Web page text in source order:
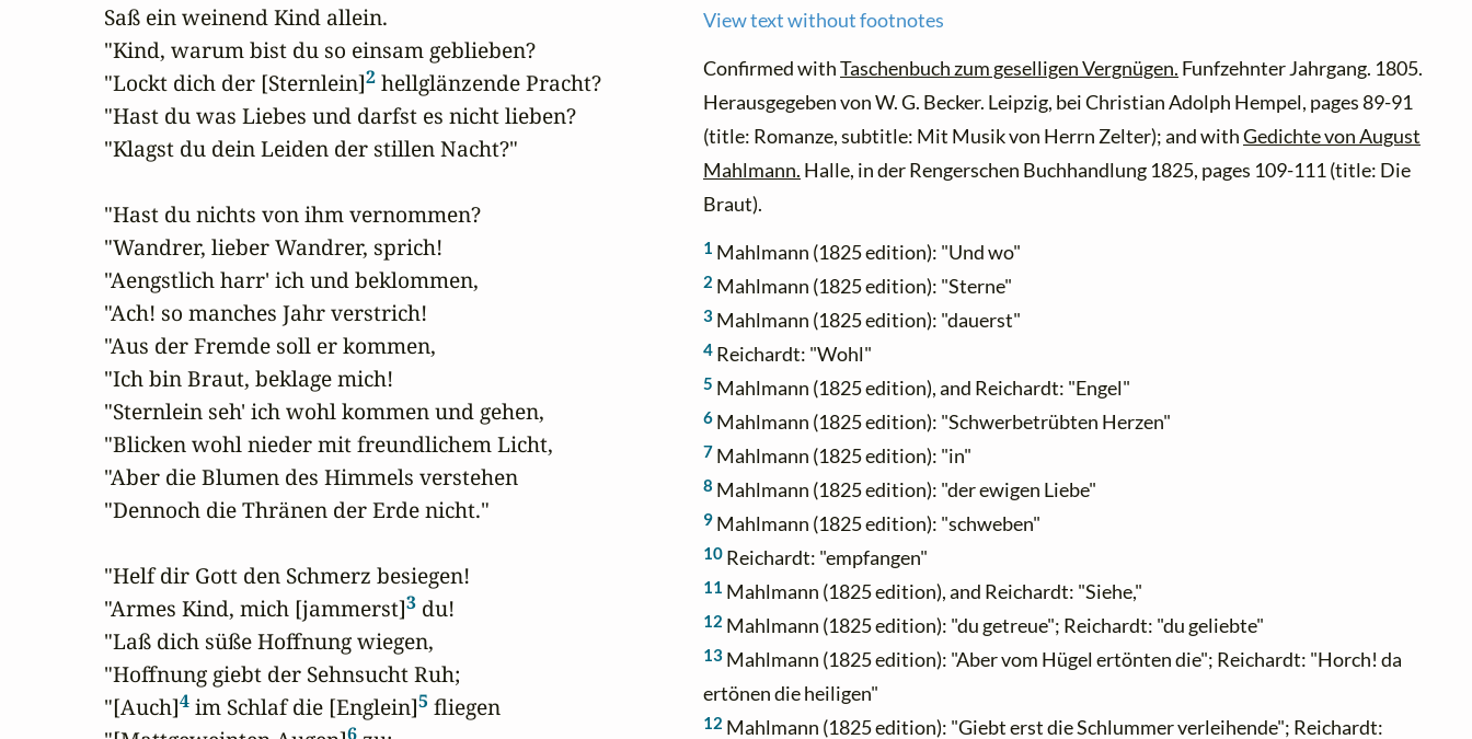
Saß ein weinend Kind allein.
"Kind, warum bist du so einsam geblieben?
"Lockt dich der [Sternlein]2 hellglänzende Pracht?
"Hast du was Liebes und darfst es nicht lieben?
"Klagst du dein Leiden der stillen Nacht?"
"Hast du nichts von ihm vernommen?
"Wandrer, lieber Wandrer, sprich!
"Aengstlich harr' ich und beklommen,
"Ach! so manches Jahr verstrich!
"Aus der Fremde soll er kommen,
"Ich bin Braut, beklage mich!
"Sternlein seh' ich wohl kommen und gehen,
"Blicken wohl nieder mit freundlichem Licht,
"Aber die Blumen des Himmels verstehen
"Dennoch die Thränen der Erde nicht."
"Helf dir Gott den Schmerz besiegen!
"Armes Kind, mich [jammerst]3 du!
"Laß dich süße Hoffnung wiegen,
"Hoffnung giebt der Sehnsucht Ruh;
"[Auch]4 im Schlaf die [Englein]5 fliegen
6
View text without footnotes
Confirmed withTaschenbuch zum geselligen Vergnügen. Funfzehnter Jahrgang. 1805.
Herausgegeben von W. G. Becker. Leipzig, bei Christian Adolph Hempel, pages 89-91
(title: Romanze, subtitle: Mit Musik von Herrn Zelter); and withGedichte von August
Mahlmann. Halle, in der Rengerschen Buchhandlung 1825, pages 109-111 (title: Die
Braut).
1 Mahlmann (1825 edition): "Und wo"
2 Mahlmann (1825 edition): "Sterne"
3 Mahlmann (1825 edition): "dauerst"
4 Reichardt: "Wohl"
5 Mahlmann (1825 edition), and Reichardt: "Engel"
6 Mahlmann (1825 edition): "Schwerbetrübten Herzen"
7 Mahlmann (1825 edition): "in"
8 Mahlmann (1825 edition): "der ewigen Liebe"
9 Mahlmann (1825 edition): "schweben"
10 Reichardt: "empfangen"
11 Mahlmann (1825 edition), and Reichardt: "Siehe,"
12 Mahlmann (1825 edition): "du getreue"; Reichardt: "du geliebte"
13 Mahlmann (1825 edition): "Aber vom Hügel ertönten die"; Reichardt: "Horch! da
ertönen die heiligen"
12 Mahlmann (1825 edition): "Giebt erst die Schlummer verleihende"; Reichardt: